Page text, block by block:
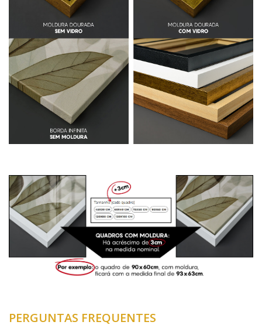
PERGUNTAS FREQUENTES